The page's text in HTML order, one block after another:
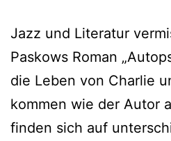
Jazz und Literatur
Paskows Roman
die Leben von Charlie
kommen wie der Autor
finden sich auf